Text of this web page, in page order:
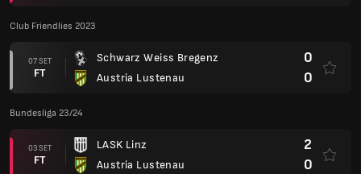
Club Friendlies 2023
07 SET
FT
Schwarz Weiss Bregenz
Austria Lustenau
0
0
Bundesliga 23/24
03 SET
FT
LASK Linz
Austria Lustenau
2
0